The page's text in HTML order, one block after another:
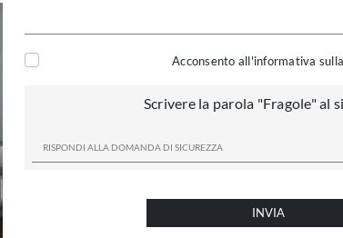
Acconsento all'informativa sulla
Scrivere la parola "Fragole" al
INVIA